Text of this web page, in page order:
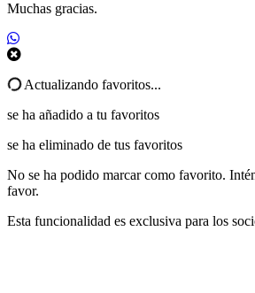
Muchas gracias.
Actualizando favoritos...
se ha añadido a tu favoritos
se ha eliminado de tus favoritos
No se ha podido marcar como favorito.
favor.
Esta funcionalidad es exclusiva para los